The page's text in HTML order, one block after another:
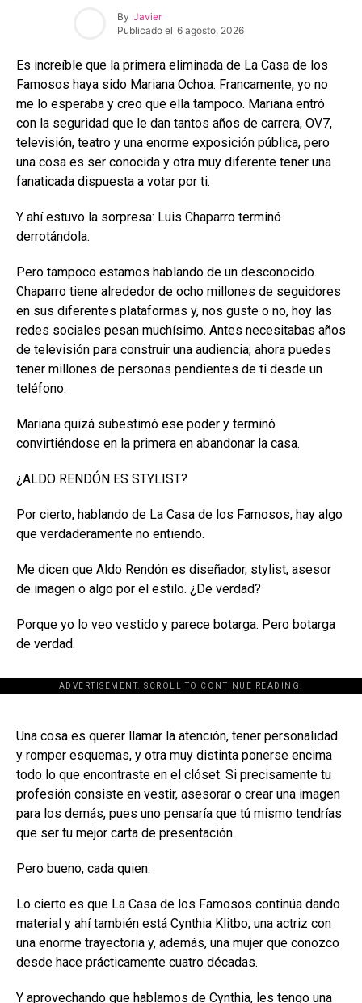
By Javier
Publicado el 6 agosto, 2026
Es increíble que la primera eliminada de La Casa de los
Famosos haya sido Mariana Ochoa. Francamente, yo no
me lo esperaba y creo que ella tampoco. Mariana entró
con la seguridad que le dan tantos años de carrera, OV7,
televisión, teatro y una enorme exposición pública, pero
una cosa es ser conocida y otra muy diferente tener una
fanaticada dispuesta a votar por ti.
Y ahí estuvo la sorpresa: Luis Chaparro terminó
derrotándola.
Pero tampoco estamos hablando de un desconocido.
Chaparro tiene alrededor de ocho millones de seguidores
en sus diferentes plataformas y, nos guste o no, hoy las
redes sociales pesan muchísimo. Antes necesitabas años
de televisión para construir una audiencia; ahora puedes
tener millones de personas pendientes de ti desde un
teléfono.
Mariana quizá subestimó ese poder y terminó
convirtiéndose en la primera en abandonar la casa.
¿ALDO RENDÓN ES STYLIST?
Por cierto, hablando de La Casa de los Famosos, hay algo
que verdaderamente no entiendo.
Me dicen que Aldo Rendón es diseñador, stylist, asesor
de imagen o algo por el estilo. ¿De verdad?
Porque yo lo veo vestido y parece botarga. Pero botarga
de verdad.
ADVERTISEMENT. SCROLL TO CONTINUE READING.
[adsforwp id="243463"]
Una cosa es querer llamar la atención, tener personalidad
y romper esquemas, y otra muy distinta ponerse encima
todo lo que encontraste en el clóset. Si precisamente tu
profesión consiste en vestir, asesorar o crear una imagen
para los demás, pues uno pensaría que tú mismo tendrías
que ser tu mejor carta de presentación.
Pero bueno, cada quien.
Lo cierto es que La Casa de los Famosos continúa dando
material y ahí también está Cynthia Klitbo, una actriz con
una enorme trayectoria y, además, una mujer que conozco
desde hace prácticamente cuatro décadas.
Y aprovechando que hablamos de Cynthia, les tengo una